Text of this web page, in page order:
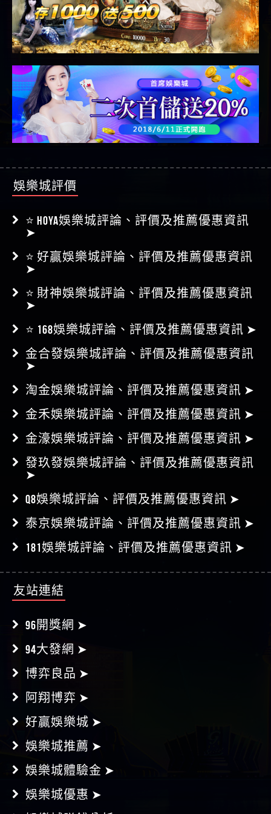
娛樂城評價
⭐ HOYA娛樂城評論、評價及推薦優惠資訊
➤
⭐ 好贏娛樂城評論、評價及推薦優惠資訊
➤
⭐ 財神娛樂城評論、評價及推薦優惠資訊
➤
⭐ 168娛樂城評論、評價及推薦優惠資訊 ➤
金合發娛樂城評論、評價及推薦優惠資訊
➤
淘金娛樂城評論、評價及推薦優惠資訊 ➤
金禾娛樂城評論、評價及推薦優惠資訊 ➤
金濠娛樂城評論、評價及推薦優惠資訊 ➤
發玖發娛樂城評論、評價及推薦優惠資訊
➤
Q8娛樂城評論、評價及推薦優惠資訊 ➤
泰京娛樂城評論、評價及推薦優惠資訊 ➤
181娛樂城評論、評價及推薦優惠資訊 ➤
友站連結
96開獎網 ➤
94大發網 ➤
博弈良品 ➤
阿翔博弈 ➤
好贏娛樂城 ➤
娛樂城推薦 ➤
娛樂城體驗金 ➤
娛樂城優惠 ➤